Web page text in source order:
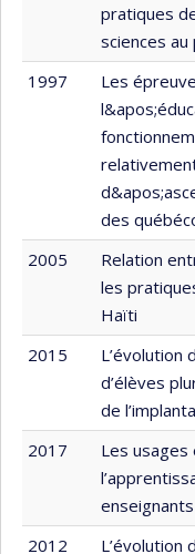
pratiques
sciences au
1997
Les
des
2005
Relation
les
Haïti
2015
L’évolution
d’élèves
de
2017
Les
2012
L’évolution